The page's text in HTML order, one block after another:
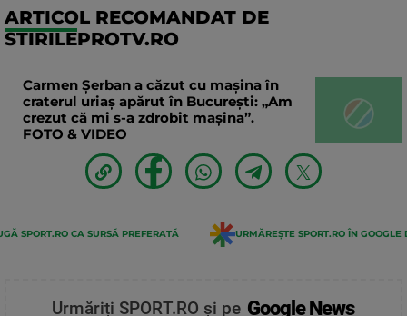
ARTICOL RECOMANDAT DE
STIRILEPROTV.RO
Carmen Șerban a căzut cu mașina în
craterul uriaș apărut în București: „Am
crezut că mi s-a zdrobit mașina”.
FOTO & VIDEO
SPORT.RO CA SURSĂ PREFERATĂ URMĂREȘTE SPORT.RO ÎN GOOGLE
Urmăriți SPORT.RO și pe Google News